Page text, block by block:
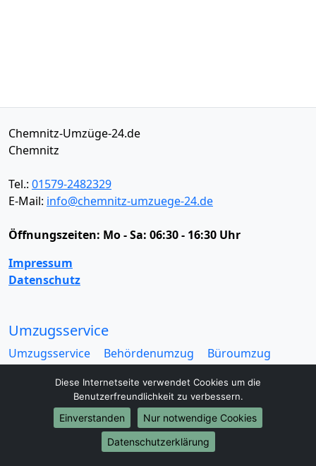
Chemnitz-Umzüge-24.de
Chemnitz
Tel.: 01579-2482329
E-Mail: info@chemnitz-umzuege-24.de
Öffnungszeiten: Mo - Sa: 06:30 - 16:30 Uhr
Impressum
Datenschutz
Umzugsservice
Umzugsservice Behördenumzug
Büroumzug
Mini Umzug
Praxisumzug
Privatumzug
Seniorenumzug
Studentenumzug
Beiladung
Entrümpelung
Halteverbotszone
Klaviertransport
Haushaltsauflösung
Möbeltaxi
Möbelmitfahrzentrale
Umzugskartons
Diese Internetseite verwendet Cookies um die
Benutzerfreundlichkeit zu verbessern.
Einverstanden
Nur notwendige Cookies
Datenschutzerklärung